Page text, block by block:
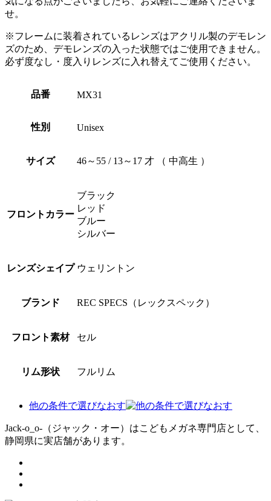
せ。
※フレームに装着されているレンズはアクリル製のデモレン
ズのため、デモレンズの入った状態ではご使用できません。
必ず度なし・度入りレンズに入れ替えてご使用ください。
品番 MX31
性別 Unisex
サイズ 46～55 / 13～17 才 （ 中高生 ）
フロントカラー
ブラック
レッド
ブルー
シルバー
レンズシェイプ ウェリントン
ブランド REC SPECS（レックスペック）
フロント素材 セル
リム形状 フルリム
他の条件で選びなおす
Jack-o_o-（ジャック・オー）はこどもメガネ専門店として、
静岡県に実店舗があります。